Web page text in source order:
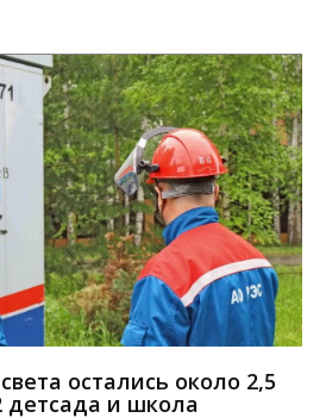
остались около 2,5
детсада и школа